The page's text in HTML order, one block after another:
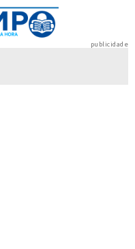
publicidade